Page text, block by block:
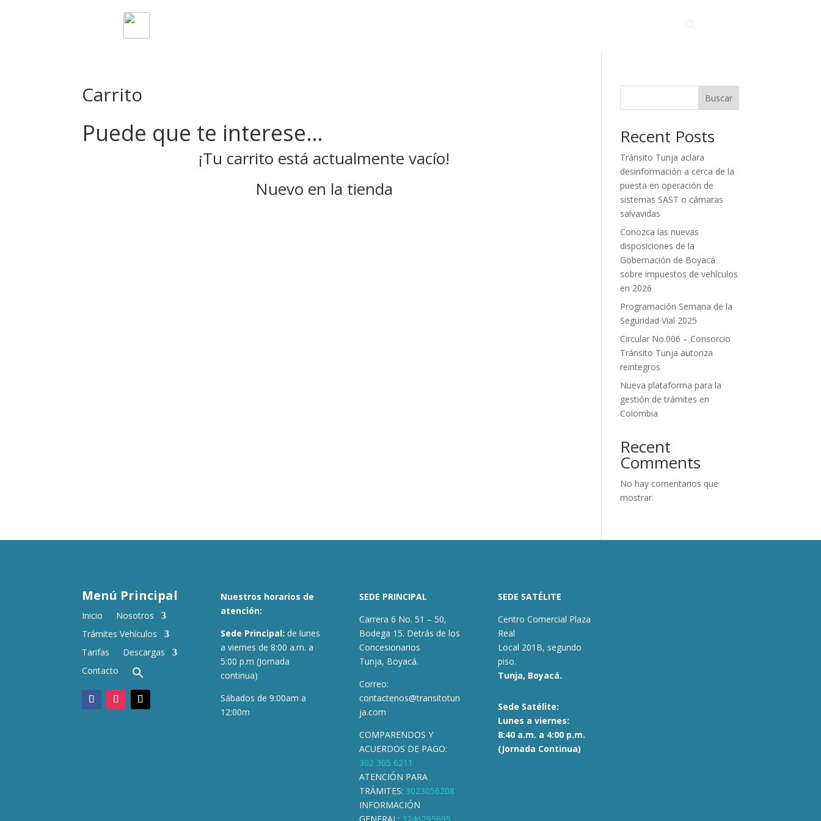
Carrito
Puede que te interese…
¡Tu carrito está actualmente vacío!
Nuevo en la tienda
Buscar
Recent Posts
Tránsito Tunja aclara
desinformación a cerca de la
puesta en operación de
sistemas SAST o cámaras
salvavidas
Conozca las nuevas
disposiciones de la
Gobernación de Boyacá
sobre impuestos de vehículos
en 2026
Programación Semana de la
Seguridad Vial 2025
Circular No.006 – Consorcio
Tránsito Tunja autoriza
reintegros
Nueva plataforma para la
gestión de trámites en
Colombia
Recent
Comments
No hay comentarios que
mostrar.
Menú Principal
Inicio
Nosotros
Trámites Vehículos
Tarifas
Descargas
Contacto
Nuestros horarios de
atención:
Sede Principal:de lunes
a viernes de 8:00 a.m. a
5:00 p.m (Jornada
continua)
Sábados de 9:00am a
12:00m
SEDE PRINCIPAL
Carrera 6 No. 51 – 50,
Bodega 15. Detrás de los
Concesionarios
Tunja, Boyacá.
Correo:
contactenos@transitotun
ja.com
COMPARENDOS Y
ACUERDOS DE PAGO:
302 305 6211
ATENCIÓN PARA
TRÁMITES: 3023056208
INFORMACIÓN
GENERAL: 3246295695
SEDE SATÉLITE
Centro Comercial Plaza
Real
Local 201B, segundo
piso.
Tunja, Boyacá.
Sede Satélite:
Lunes a viernes:
8:40 a.m. a 4:00 p.m.
(Jornada Continua)